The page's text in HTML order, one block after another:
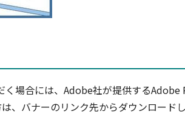
く場合には、Adobe社が提供するAdobe
、バナーのリンク先からダウンロード